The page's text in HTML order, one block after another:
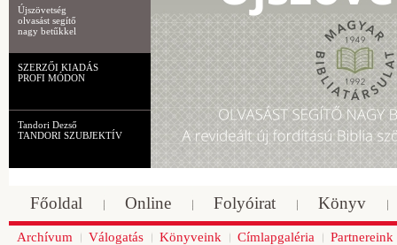
Újszövetség
olvasást segítő
nagy betűkkel
SZERZŐI KIADÁS
PROFI MÓDON
Tandori Dezső
TANDORI SZUBJEKTÍV
Főoldal Online Folyóirat Könyv
Archívum Válogatás Könyveink Címlapgaléria Partnereink